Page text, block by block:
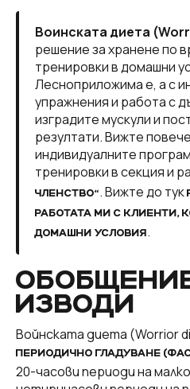
Воинската диета
решение за хранене по
тренировки в домашни
Лесноприложима е, а с
упражнения и работа с
изградите мускули и
резултати. Вижте
индивидуалните
тренировки в секция и
ЧЛЕНСТВО“. Вижте до тук
РАБОТАТА МИ С КЛИЕНТИ,
ДОМАШНИ УСЛОВИЯ .
ИЗВОДИ
Войнската диета (Worrior
ПЕРИОДИЧНО ГЛАДУВАНЕ
20-часови периоди на